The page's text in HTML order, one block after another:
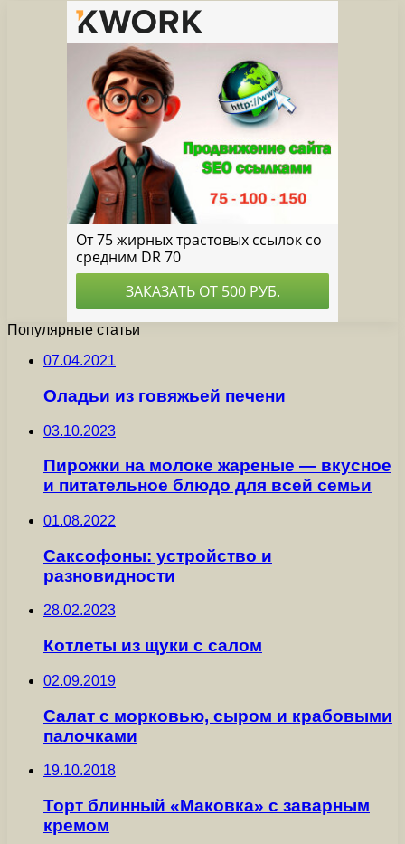
Популярные статьи
07.04.2021
Оладьи из говяжьей печени
03.10.2023
Пирожки на молоке жареные — вкусное
и питательное блюдо для всей семьи
01.08.2022
Саксофоны: устройство и
разновидности
28.02.2023
Котлеты из щуки с салом
02.09.2019
Салат с морковью, сыром и крабовыми
палочками
19.10.2018
Торт блинный «Маковка» с заварным
кремом